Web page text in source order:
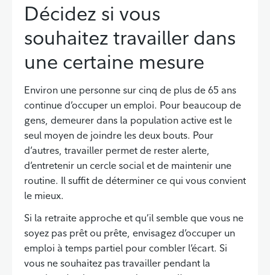
Décidez si vous
souhaitez travailler dans
une certaine mesure
Environ une personne sur cinq de plus de 65 ans
continue d’occuper un emploi. Pour beaucoup de
gens, demeurer dans la population active est le
seul moyen de joindre les deux bouts. Pour
d’autres, travailler permet de rester alerte,
d’entretenir un cercle social et de maintenir une
routine. Il suffit de déterminer ce qui vous convient
le mieux.
Si la retraite approche et qu’il semble que vous ne
soyez pas prêt ou prête, envisagez d’occuper un
emploi à temps partiel pour combler l’écart. Si
vous ne souhaitez pas travailler pendant la